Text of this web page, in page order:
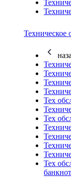
Техническое
Тех
Тех
Тех
банкнот